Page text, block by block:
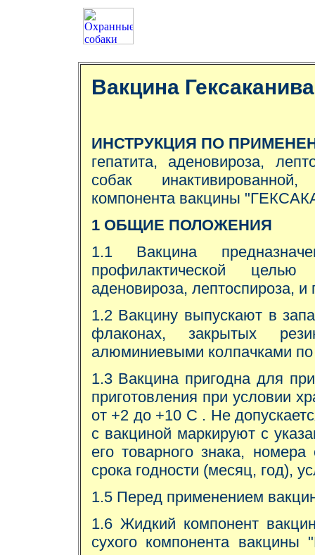
Вакцина
ИНСТРУКЦИЯ ПО
гепатита, аденовироза,
собак
компонента вакцины
1 ОБЩИЕ ПОЛОЖЕНИЯ
1.1 Вакцина
профилактической
аденовироза, лептоспироза, и
1.2 Вакцину выпускают в
флаконах, закрытых
алюминиевыми колпачками
1.3 Вакцина пригодна для
приготовления при условии
от +2 до +10 С . Не
с вакциной маркируют с
его товарного знака,
срока годности (месяц, год),
1.5 Перед применением
1.6 Жидкий компонент
сухого компонента